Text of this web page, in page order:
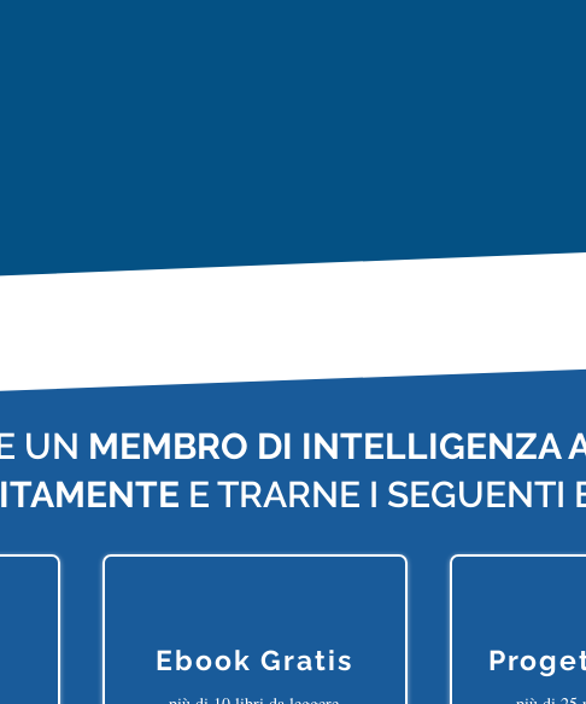
UN MEMBRO DI INTELLIGENZA
E TRARNE I SEGUENTI
Ebook Gratis